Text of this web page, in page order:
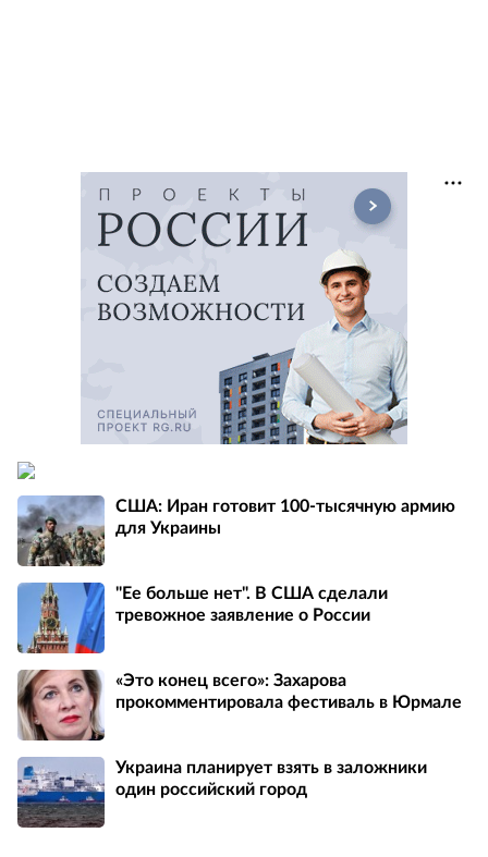
США: Иран готовит 100-тысячную армию
для Украины
"Ее больше нет". В США сделали
тревожное заявление о России
«Это конец всего»: Захарова
прокомментировала фестиваль в Юрмале
Украина планирует взять в заложники
один российский город